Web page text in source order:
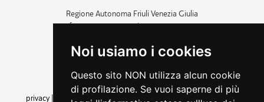
Noi usiamo i cookies
Questo sito NON utilizza alcun cookie
di profilazione. Se vuoi saperne di più
Regione Autonoma Friuli Venezia Giulia
c.f. 80014930327; p.iva 00526040324
+39 040 3771111
amministrazione trasparente
privacy
cookie |note legali accessibilità dichiarazione di